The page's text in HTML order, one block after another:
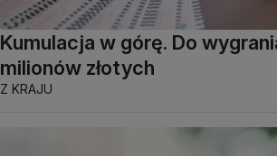
Kumulacja w górę. Do
milionów złotych
Z KRAJU